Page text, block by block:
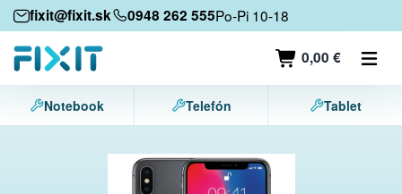
fixit@fixit.sk 0948 262 555Po-Pi 10-18
0,00 €
Mobilné zariadenia
Mobilné telefóny
Tablety
Notebook Telefón Tablet